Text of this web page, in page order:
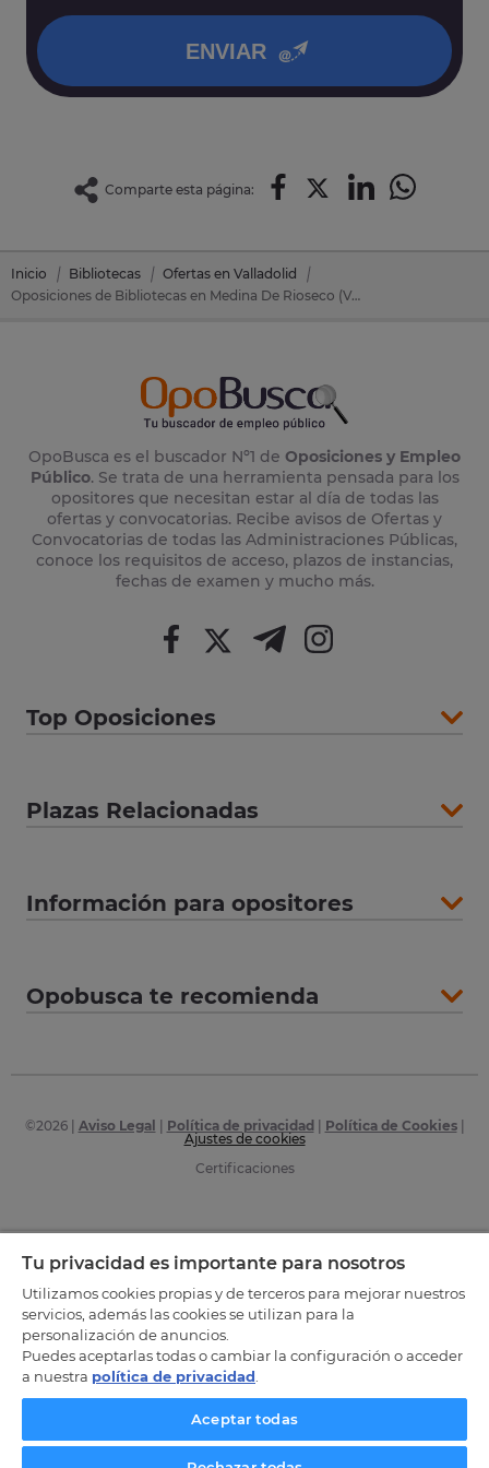
ENVIAR
Comparte esta página:
Inicio Bibliotecas
Ofertas en Valladolid
Oposiciones de Bibliotecas en Medina De Rioseco (Valladolid)
OpoBusca es el buscador Nº1 de Oposiciones y Empleo
Público. Se trata de una herramienta pensada para los
opositores que necesitan estar al día de todas las
ofertas y convocatorias. Recibe avisos de Ofertas y
Convocatorias de todas las Administraciones Públicas,
conoce los requisitos de acceso, plazos de instancias,
fechas de examen y mucho más.
Top Oposiciones
Plazas Relacionadas
Información para opositores
Opobusca te recomienda
©2026| Aviso Legal Política de privacidad Política de Cookies|
Ajustes de cookies
Certificaciones
Tu privacidad es importante para nosotros
Utilizamos cookies propias y de terceros para mejorar nuestros
servicios, además las cookies se utilizan para la
personalización de anuncios.
Puedes aceptarlas todas o cambiar la configuración o acceder
a nuestra política de privacidad
Aceptar todas